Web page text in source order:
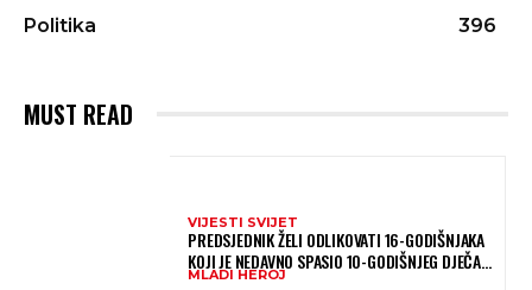
Politika
396
MUST READ
VIJESTI SVIJET
PREDSJEDNIK ŽELI ODLIKOVATI 16-GODIŠNJAKA
KOJI JE NEDAVNO SPASIO 10-GODIŠNJEG DJEČAKA
IZ SMRTONOSNIH VALOVA
MLADI HEROJ